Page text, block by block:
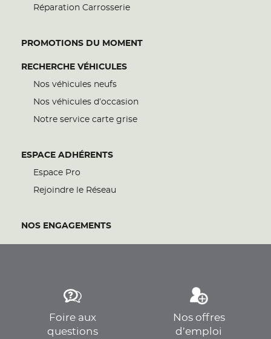
Réparation Carrosserie
PROMOTIONS DU MOMENT
RECHERCHE VÉHICULES
Nos véhicules neufs
Nos véhicules d’occasion
Notre service carte grise
ESPACE ADHÉRENTS
Espace Pro
Rejoindre le Réseau
NOS ENGAGEMENTS
Foire aux
questions
Nos offres
d’emploi